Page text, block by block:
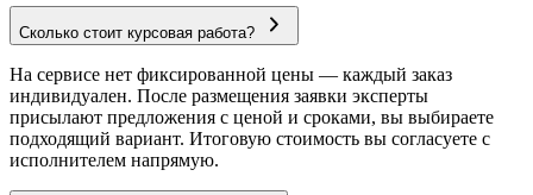
Сколько стоит курсовая работа?
На сервисе нет фиксированной цены — каждый заказ
индивидуален. После размещения заявки эксперты
присылают предложения с ценой и сроками, вы выбираете
подходящий вариант. Итоговую стоимость вы согласуете с
исполнителем напрямую.